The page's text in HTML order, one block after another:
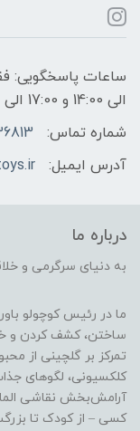
الی 14:00 و 17:00 الی 21:00
شماره تماس:
023-
آدرس ایمیل:
درباره ما
به دنیای سرگرمی و
ما در رئیس کوچولو
ساختن، کشف کردن و
تمرکز بر گلچینی از
کلکسیونی، لگوهای
آرامش‌بخش نقاشی
کسی – از کودک تا